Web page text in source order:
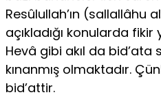
Resûlullah’ın (sallallâhu
açıkladığı konularda
Hevâ gibi akıl da bid’ata
kınanmış olmaktadır.
bid’attir.